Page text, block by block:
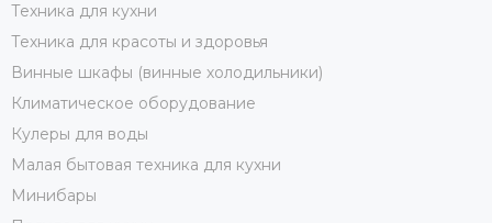
Техника для кухни
Техника для красоты и здоровья
Винные шкафы (винные холодильники)
Климатическое оборудование
Кулеры для воды
Малая бытовая техника для кухни
Минибары